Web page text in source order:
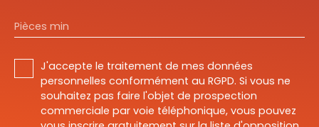
Pièces min
J'accepte le traitement de mes données
personnelles conformément au RGPD. Si vous ne
souhaitez pas faire l'objet de prospection
commerciale par voie téléphonique, vous pouvez